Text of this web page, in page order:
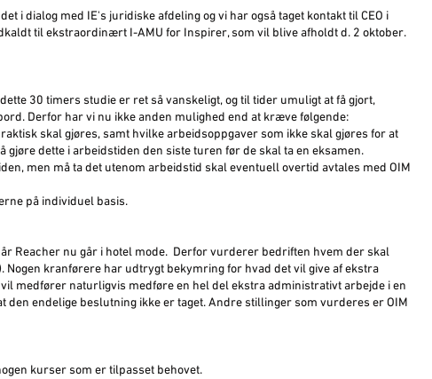
i dialog med IE's juridiske afdeling og vi har også taget kontakt til CEO i
til ekstraordinært I-AMU for Inspirer, som vil blive afholdt d. 2 oktober.
30 timers studie er ret så vanskeligt, og til tider umuligt at få gjort,
Derfor har vi nu ikke anden mulighed end at kræve følgende:
skal gjøres, samt hvilke arbeidsoppgaver som ikke skal gjøres for at
dette i arbeidstiden den siste turen før de skal ta en eksamen.
men må ta det utenom arbeidstid skal eventuell overtid avtales med OIM
på individuel basis.
Reacher nu går i hotel mode. Derfor vurderer bedriften hvem der skal
kranførere har udtrygt bekymring for hvad det vil give af ekstra
medfører naturligvis medføre en hel del ekstra administrativt arbejde i en
endelige beslutning ikke er taget. Andre stillinger som vurderes er OIM
kurser som er tilpasset behovet.